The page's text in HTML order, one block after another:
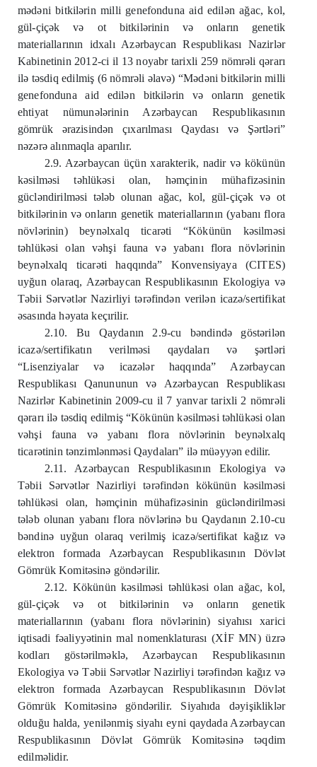
mədəni bitkilərin milli genefonduna aid edilən ağac, kol,
gül-çiçək və ot bitkilərinin və onların genetik
materiallarının idxalı Azərbaycan Respublikası Nazirlər
Kabinetinin 2012-ci il 13 noyabr tarixli 259 nömrəli qərarı
ilə təsdiq edilmiş (6 nömrəli əlavə) “Mədəni bitkilərin milli
genefonduna aid edilən bitkilərin və onların genetik
ehtiyat nümunələrinin Azərbaycan Respublikasının
gömrük ərazisindən çıxarılması Qaydası və Şərtləri”
nəzərə alınmaqla aparılır.
2.9. Azərbaycan üçün xarakterik, nadir və kökünün
kəsilməsi təhlükəsi olan, həmçinin mühafizəsinin
gücləndirilməsi tələb olunan ağac, kol, gül-çiçək və ot
bitkilərinin və onların genetik materiallarının (yabanı flora
növlərinin) beynəlxalq ticarəti “Kökünün kəsilməsi
təhlükəsi olan vəhşi fauna və yabanı flora növlərinin
beynəlxalq ticarəti haqqında” Konvensiyaya (CITES)
uyğun olaraq, Azərbaycan Respublikasının Ekologiya və
Təbii Sərvətlər Nazirliyi tərəfindən verilən icazə/sertifikat
əsasında həyata keçırilir.
2.10. Bu Qaydanın 2.9-cu bəndində göstərilən
icazə/sertifikatın verilməsi qaydaları və şərtləri
“Lisenziyalar və icazələr haqqında” Azərbaycan
Respublikası Qanununun və Azərbaycan Respublikası
Nazirlər Kabinetinin 2009-cu il 7 yanvar tarixli 2 nömrəli
qərarı ilə təsdiq edilmiş “Kökünün kəsilməsi təhlükəsi olan
vəhşi fauna və yabanı flora növlərinin beynəlxalq
ticarətinin tənzimlənməsi Qaydaları” ilə müəyyən edilir.
2.11. Azərbaycan Respublikasının Ekologiya və
Təbii Sərvətlər Nazirliyi tərəfindən kökünün kəsilməsi
təhlükəsi olan, həmçinin mühafizəsinin gücləndirilməsi
tələb olunan yabanı flora növlərinə bu Qaydanın 2.10-cu
bəndinə uyğun olaraq verilmiş icazə/sertifikat kağız və
elektron formada Azərbaycan Respublikasının Dövlət
Gömrük Komitəsinə göndərilir.
2.12. Kökünün kəsilməsi təhlükəsi olan ağac, kol,
gül-çiçək və ot bitkilərinin və onların genetik
materiallarının (yabanı flora növlərinin) siyahısı xarici
iqtisadi fəaliyyətinin mal nomenklaturası (XİF MN) üzrə
kodları göstərilməklə, Azərbaycan Respublikasının
Ekologiya və Təbii Sərvətlər Nazirliyi tərəfindən kağız və
elektron formada Azərbaycan Respublikasının Dövlət
Gömrük Komitəsinə göndərilir. Siyahıda dəyişikliklər
olduğu halda, yenilənmiş siyahı eyni qaydada Azərbaycan
Respublikasının Dövlət Gömrük Komitəsinə təqdim
edilməlidir.